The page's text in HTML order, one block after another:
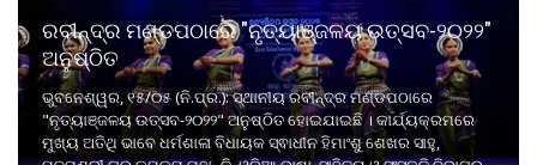
ରବୀନ୍ଦ୍ର ମଣ୍ଡପଠାରେ "ନୃତ୍ୟାଞ୍ଜଳୟ ଉତ୍ସବ-୨୦୨୨"
ଅନୁଷ୍ଠିତ
ଭୁବନେଶ୍ୱର, ୧୫/୦୫ (ନି.ପ୍ର.): ସ୍ଥାନୀୟ ରବୀନ୍ଦ୍ର ମଣ୍ଡପଠାରେ
"ନୃତ୍ୟାଞ୍ଜଳୟ ଉତ୍ସବ-୨୦୨୨" ଅନୁଷ୍ଠିତ ହୋଇଯାଇଛି । କାର୍ଯ୍ୟକ୍ରମରେ
ମୁଖ୍ୟ ଅତିଥି ଭାବେ ଧର୍ମଶାଳା ବିଧାୟକ ସ୍ଵାଧୀନ ହିମାଂଶୁ ଶେଖର ସାହୁ,